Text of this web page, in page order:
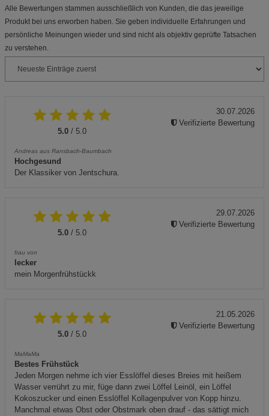
Alle Bewertungen stammen ausschließlich von Kunden, die das jeweilige
Produkt bei uns erworben haben. Sie geben individuelle Erfahrungen und
persönliche Meinungen wieder und sind nicht als objektiv geprüfte Tatsachen
zu verstehen.
5.0 / 5.0
Andreas aus Ransbach-Baumbach
Hochgesund
Der Klassiker von Jentschura.
30.07.2026
Verifizierte Bewertung
5.0 / 5.0
frau von
lecker
mein Morgenfrühstückk
29.07.2026
Verifizierte Bewertung
5.0 / 5.0
MaMaMa
Bestes Frühstück
Jeden Morgen nehme ich vier Esslöffel dieses Breies mit heißem
Wasser verrührt zu mir, füge dann zwei Löffel Leinöl, ein Löffel
Kokoszucker und einen Esslöffel Kollagenpulver von Kopp hinzu.
Manchmal etwas Obst oder Obstmark oben drauf - das sättigt mich
21.05.2026
Verifizierte Bewertung